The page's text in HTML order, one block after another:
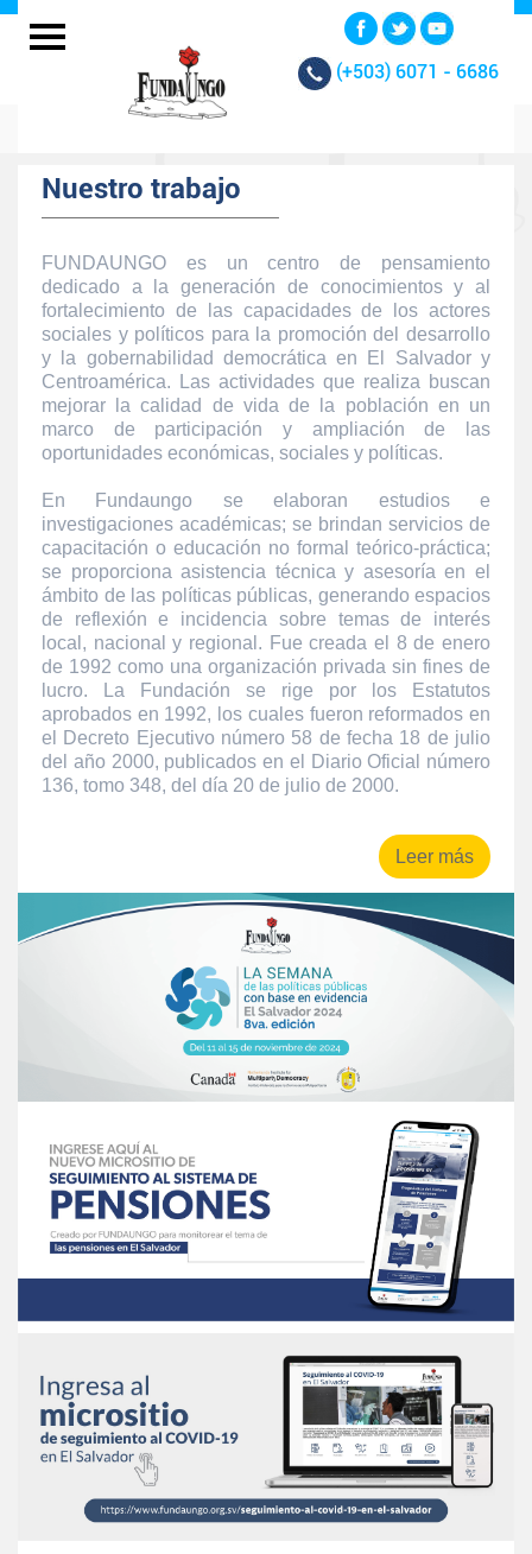
(+503) 6071 - 6686
Nuestro trabajo
FUNDAUNGO es un centro de pensamiento
dedicado a la generación de conocimientos y al
fortalecimiento de las capacidades de los actores
sociales y políticos para la promoción del desarrollo
y la gobernabilidad democrática en El Salvador y
Centroamérica. Las actividades que realiza buscan
mejorar la calidad de vida de la población en un
marco de participación y ampliación de las
oportunidades económicas, sociales y políticas.
En Fundaungo se elaboran estudios e
investigaciones académicas; se brindan servicios de
capacitación o educación no formal teórico-práctica;
se proporciona asistencia técnica y asesoría en el
ámbito de las políticas públicas, generando espacios
de reflexión e incidencia sobre temas de interés
local, nacional y regional. Fue creada el 8 de enero
de 1992 como una organización privada sin fines de
lucro. La Fundación se rige por los Estatutos
aprobados en 1992, los cuales fueron reformados en
el Decreto Ejecutivo número 58 de fecha 18 de julio
del año 2000, publicados en el Diario Oficial número
136, tomo 348, del día 20 de julio de 2000.
Leer más